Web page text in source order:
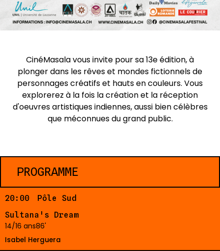
CinéMasala vous invite pour sa 13e édition, à
plonger dans les rêves et mondes fictionnels de
personnages créatifs et hauts en couleurs. Vous
explorerez à la fois la création et la réception
d'oeuvres artistiques indiennes, aussi bien célèbres
que méconnues du grand public.
PROGRAMME
20:00
Pôle Sud
Sultana's Dream
14/16 ans86'
Isabel Herguera